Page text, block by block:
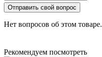
Отправить свой вопрос
Нет вопросов об этом товаре.
Рекомендуем посмотреть